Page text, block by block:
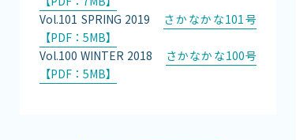
Vol.101 SPRING 2019 さかなかな101号
【PDF：5MB】
Vol.100 WINTER 2018
さかなかな100号
【PDF：5MB】